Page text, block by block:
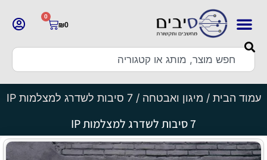
₪0
0
עמוד הבית / מיגון ואבטחה / 7 סיבות לשדרג למצלמות IP
7 סיבות לשדרג למצלמות IP